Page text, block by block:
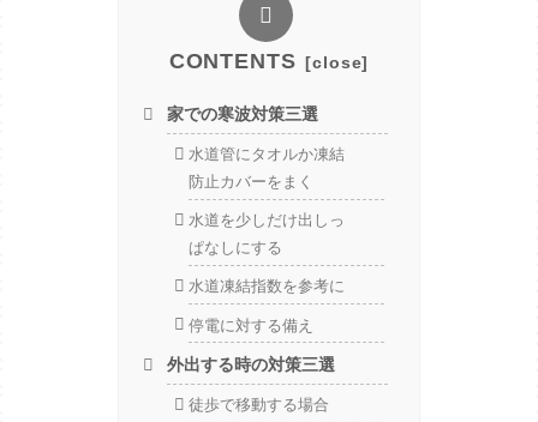
CONTENTS
家での寒波対策三選
水道管にタオルか凍結
防止カバーをまく
水道を少しだけ出しっ
ぱなしにする
水道凍結指数を参考に
停電に対する備え
外出する時の対策三選
徒歩で移動する場合